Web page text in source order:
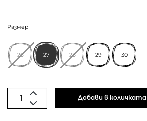
Размер
26 27 28 29 30
Добави в количката